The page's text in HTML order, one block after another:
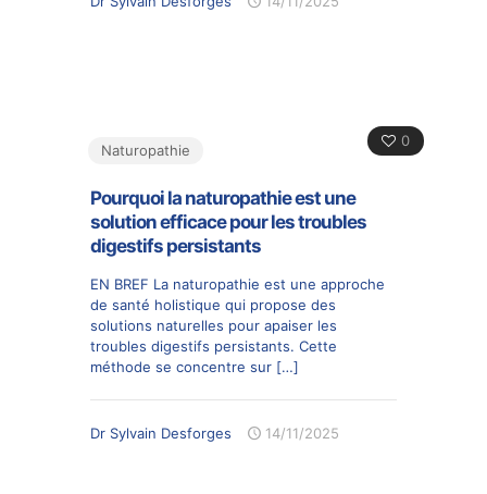
0
Naturopathie
Pourquoi la naturopathie est une
solution efficace pour les troubles
digestifs persistants
EN BREF La naturopathie est une approche
de santé holistique qui propose des
solutions naturelles pour apaiser les
troubles digestifs persistants. Cette
méthode se concentre sur […]
Dr Sylvain Desforges 14/11/2025